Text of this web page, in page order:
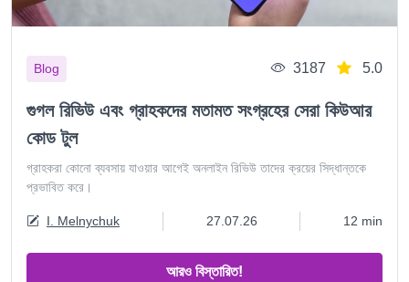
Blog 3187 5.0
গুগল রিভিউ এবং গ্রাহকদের মতামত সংগ্রহের সেরা কিউআর
কোড টুল
গ্রাহকরা কোনো ব্যবসায় যাওয়ার আগেই অনলাইন রিভিউ তাদের ক্রয়ের সিদ্ধান্তকে
প্রভাবিত করে।
I. Melnychuk 27.07.26 12 min
আরও বিস্তারিত!